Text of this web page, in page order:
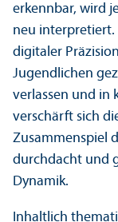
erkennbar, wird
neu interpretiert.
digitaler
Jugendlichen
verlassen und in
verschärft sich
Zusammenspiel
durchdacht und
Dynamik.
Inhaltlich